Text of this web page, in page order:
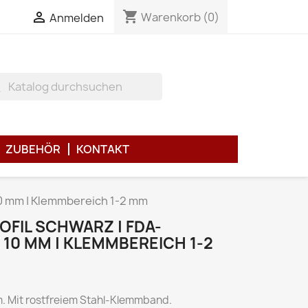
 Anmelden shopping_cart Warenkorb (0)
ZUBEHÖR KONTAKT
| Klemmbereich 1-2 mm
SCHWARZ | FDA-
MM | KLEMMBEREICH 1-2
Mit rostfreiem Stahl-Klemmband.